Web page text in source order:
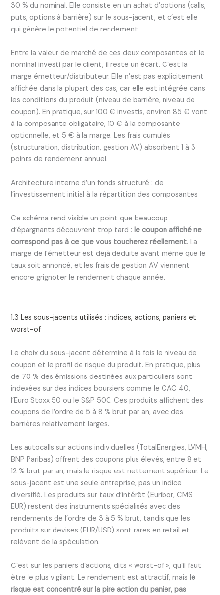
30 % du nominal. Elle consiste en un achat d’options (calls,
puts, options à barrière) sur le sous-jacent, et c’est elle
qui génère le potentiel de rendement.
Entre la valeur de marché de ces deux composantes et le
nominal investi par le client, il reste un écart. C’est la
marge émetteur/distributeur. Elle n’est pas explicitement
affichée dans la plupart des cas, car elle est intégrée dans
les conditions du produit (niveau de barrière, niveau de
coupon). En pratique, sur 100 € investis, environ 85 € vont
à la composante obligataire, 10 € à la composante
optionnelle, et 5 € à la marge. Les frais cumulés
(structuration, distribution, gestion AV) absorbent 1 à 3
points de rendement annuel.
Architecture interne d’un fonds structuré : de
l’investissement initial à la répartition des composantes
Ce schéma rend visible un point que beaucoup
d’épargnants découvrent trop tard :le coupon affiché ne
correspond pas à ce que vous toucherez réellement. La
marge de l’émetteur est déjà déduite avant même que le
taux soit annoncé, et les frais de gestion AV viennent
encore grignoter le rendement chaque année.
1.3 Les sous-jacents utilisés : indices, actions, paniers et
worst-of
Le choix du sous-jacent détermine à la fois le niveau de
coupon et le profil de risque du produit. En pratique, plus
de 70 % des émissions destinées aux particuliers sont
indexées sur des indices boursiers comme le CAC 40,
l’Euro Stoxx 50 ou le S&P 500. Ces produits affichent des
coupons de l’ordre de 5 à 8 % brut par an, avec des
barrières relativement larges.
Les autocalls sur actions individuelles (TotalEnergies, LVMH,
BNP Paribas) offrent des coupons plus élevés, entre 8 et
12 % brut par an, mais le risque est nettement supérieur. Le
sous-jacent est une seule entreprise, pas un indice
diversifié. Les produits sur taux d’intérêt (Euribor, CMS
EUR) restent des instruments spécialisés avec des
rendements de l’ordre de 3 à 5 % brut, tandis que les
produits sur devises (EUR/USD) sont rares en retail et
relèvent de la spéculation.
C’est sur les paniers d’actions, dits « worst-of », qu’il faut
être le plus vigilant. Le rendement est attractif, maisle
risque est concentré sur la pire action du panier, pas